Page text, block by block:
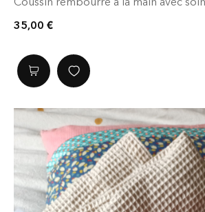
ENTRETIEN : Déhoussable, premier
froid puis 30°c en machine – Laver sur
Rembourrage lavable en machine.
Il était dans les placards de Berthe : le
35,00 €